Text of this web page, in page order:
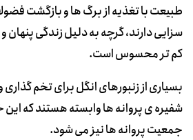
طبیعت با تغذیه از برگ ها و بازگشت
سزایی دارند، گرچه به دلیل زندگی
کم تر محسوس است.
بسیاری از زنبورهای انگل برای تخم
شفیره ی پروانه ها وابسته هستند که
جمعیت پروانه ها نیز می شود.